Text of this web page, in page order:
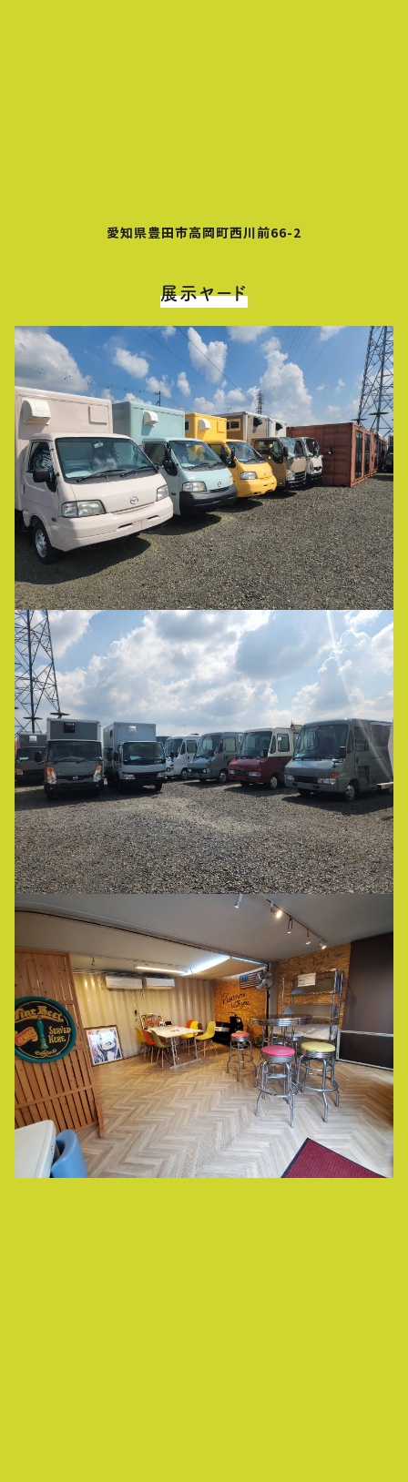
愛知県豊田市高岡町西川前66-2
展示ヤード